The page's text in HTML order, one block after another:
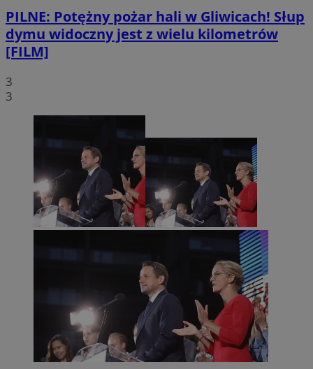
PILNE: Potężny pożar hali w Gliwicach! Słup
dymu widoczny jest z wielu kilometrów
[FILM]
3
3